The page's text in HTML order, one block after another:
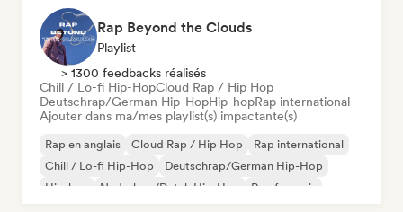
Rap Beyond the Clouds
Playlist
> 1300 feedbacks réalisés
Chill / Lo-fi Hip-HopCloud Rap / Hip Hop
Deutschrap/German Hip-HopHip-hopRap international
Ajouter dans ma/mes playlist(s) impactante(s)
Rap en anglais Cloud Rap / Hip Hop
Rap international
Chill / Lo-fi Hip-Hop
Deutschrap/German Hip-Hop
Hip-hop
Nederhop/Dutch Hip-Hop Rap francais